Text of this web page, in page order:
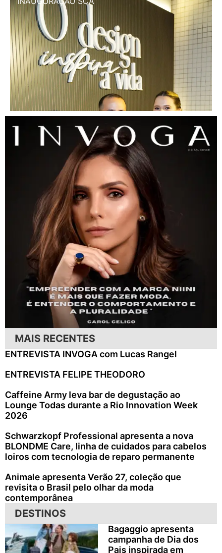
MAIS RECENTES
ENTREVISTA INVOGA com Lucas Rangel
ENTREVISTA FELIPE THEODORO
Caffeine Army leva bar de degustação ao
Lounge Todas durante a Rio Innovation Week
2026
Schwarzkopf Professional apresenta a nova
BLONDME Care, linha de cuidados para cabelos
loiros com tecnologia de reparo permanente
Animale apresenta Verão 27, coleção que
revisita o Brasil pelo olhar da moda
contemporânea
DESTINOS
Bagaggio apresenta
campanha de Dia dos
Pais inspirada em